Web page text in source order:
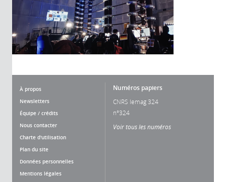
À propos
Newsletters
Équipe / crédits
Nous contacter
Charte d'utilisation
Plan du site
Données personnelles
Mentions légales
Numéros papiers
CNRS lemag 324
n°324
Voir tous les numéros